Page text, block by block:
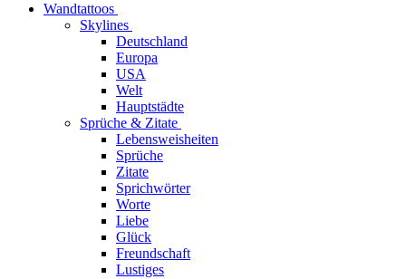
Wandtattoos
Skylines
Deutschland
Europa
USA
Welt
Hauptstädte
Sprüche & Zitate
Lebensweisheiten
Sprüche
Zitate
Sprichwörter
Worte
Liebe
Glück
Freundschaft
Lustiges